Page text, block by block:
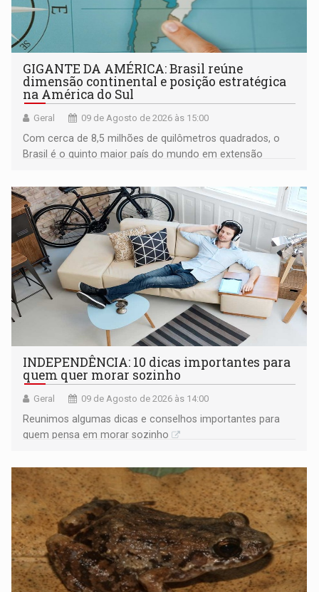
GIGANTE DA AMÉRICA: Brasil reúne
dimensão continental e posição estratégica
na América do Sul
Geral 09 de Agosto de 2026 às 15:00
Com cerca de 8,5 milhões de quilômetros quadrados, o
Brasil é o quinto maior país do mundo em extensão
INDEPENDÊNCIA: 10 dicas importantes para
quem quer morar sozinho
Geral 09 de Agosto de 2026 às 14:00
Reunimos algumas dicas e conselhos importantes para
quem pensa em morar sozinho